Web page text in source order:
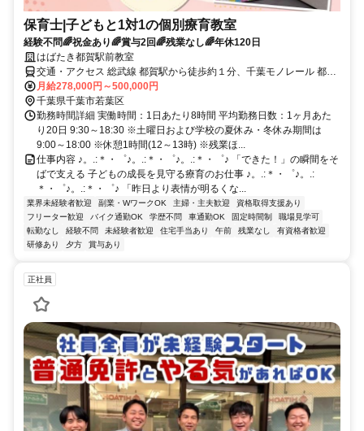
保育士|子どもと1対1の個別療育教室
経験不問🌈祝金あり🌈賞与2回🌈残業なし🌈年休120日
はばたき都賀駅前教室
交通・アクセス 総武線 都賀駅から徒歩約１分、千葉モノレール 都賀
駅から徒歩約１分
月給278,000円～500,000円
千葉県千葉市若葉区
勤務時間詳細 実働時間：1日あたり8時間 平均勤務日数：1ヶ月あた
り20日 9:30～18:30 ※土曜日および学校の夏休み・冬休み期間は
9:00～18:00 ※休憩1時間(12～13時) ※残業ほ...
仕事内容 ♪。.:＊・゜♪。.:＊・゜♪。.:＊・゜♪ 「できた！」の瞬間をそ
ばで支える 子どもの成長を見守る療育のお仕事 ♪。.:＊・゜♪。.:
＊・゜♪。.:＊・゜♪ 「昨日より表情が明るくな...
業界未経験者歓迎 副業・WワークOK 主婦・主夫歓迎
資格取得支援あり
フリーター歓迎
バイク通勤OK 学歴不問 車通勤OK 固定時間制
職場見学可
転勤なし
経験不問 未経験者歓迎 住宅手当あり 午前 残業なし
有資格者歓迎
研修あり
夕方 賞与あり
正社員